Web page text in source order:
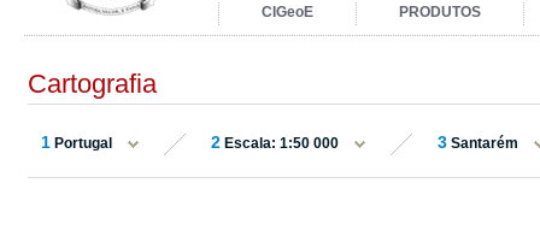
CIGeoE PRODUTOS
Cartografia
1 Portugal 2 Escala: 1:50 000 3 Santarém